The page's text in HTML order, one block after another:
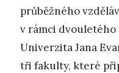
průběžného
v rámci dvouletého
Univerzita Jana
tři fakulty, které